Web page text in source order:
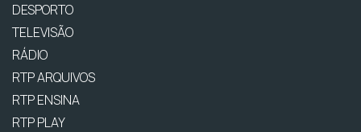
DESPORTO
TELEVISÃO
RÁDIO
RTP ARQUIVOS
RTP ENSINA
RTP PLAY